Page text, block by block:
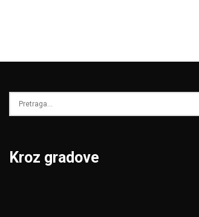
Kroz gradove